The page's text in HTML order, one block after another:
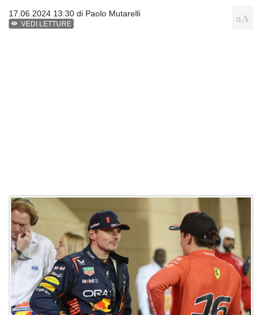
17.06.2024 13:30 di Paolo Mutarelli
VEDI LETTURE